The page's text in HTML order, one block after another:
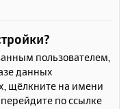
пользователем,
данных
щёлкните на имени
по ссылке